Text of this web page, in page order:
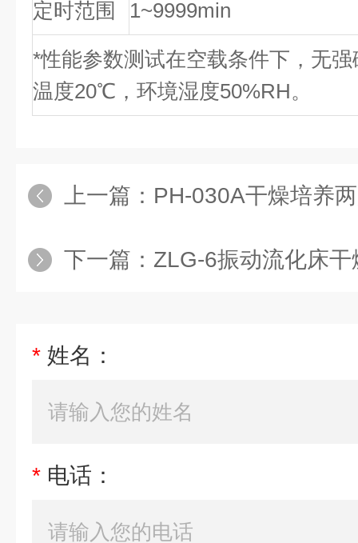
定时范围 1~9999min
*性能参数测试在空载条件下，无
温度20℃，环境湿度50%RH。
上一篇： PH-030A干燥培养
下一篇： ZLG-6振动流化床干
* 姓名：
* 电话：